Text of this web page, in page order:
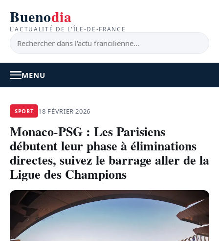
Buenodia
L'ACTUALITÉ DE L'ÎLE-DE-FRANCE
MENU
ACTUALITÉ
BONS PLANS
FEEL GOOD
FAITS DIVERS
TRANSPORTS
SPORT 18 FÉVRIER 2026
Monaco-PSG : Les Parisiens
débutent leur phase à éliminations
directes, suivez le barrage aller de la
Ligue des Champions